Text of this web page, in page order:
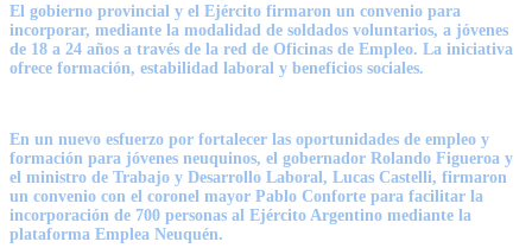
El gobierno provincial y el Ejército firmaron un convenio para
incorporar, mediante la modalidad de soldados voluntarios, a jóvenes
de 18 a 24 años a través de la red de Oficinas de Empleo. La iniciativa
ofrece formación, estabilidad laboral y beneficios sociales.
En un nuevo esfuerzo por fortalecer las oportunidades de empleo y
formación para jóvenes neuquinos, el gobernador Rolando Figueroa y
el ministro de Trabajo y Desarrollo Laboral, Lucas Castelli, firmaron
un convenio con el coronel mayor Pablo Conforte para facilitar la
incorporación de 700 personas al Ejército Argentino mediante la
plataforma Emplea Neuquén.